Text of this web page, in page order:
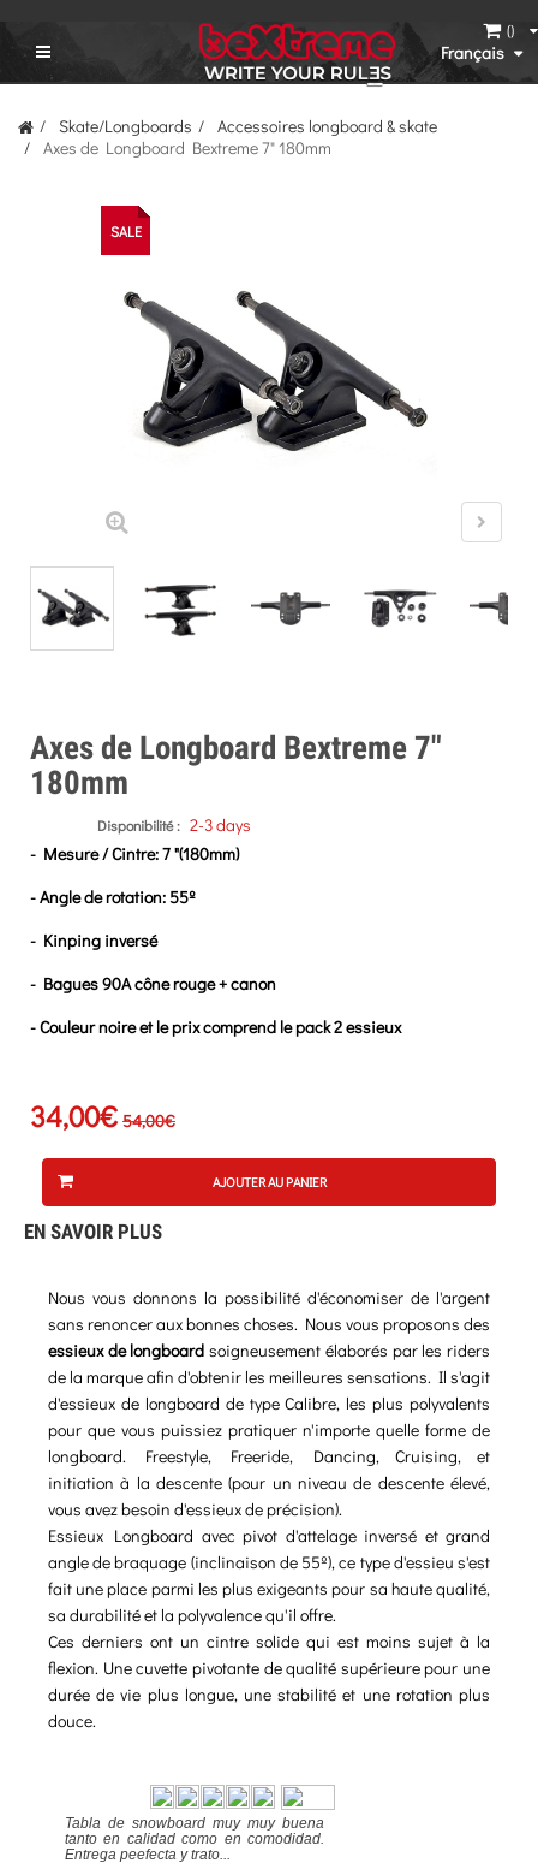
Français
()
Skate/Longboards
Accessoires longboard & skate
Axes de Longboard Bextreme 7" 180mm
SALE
Axes de Longboard Bextreme 7"
180mm
Disponibilité : 2-3 days
- Mesure / Cintre: 7 "(180mm)
- Angle de rotation: 55º
- Kinping inversé
- Bagues 90A cône rouge + canon
- Couleur noire et le prix comprend le pack 2 essieux
34,00€ 54,00€
AJOUTER AU PANIER
EN SAVOIR PLUS
Nous vous donnons la possibilité d'économiser de l'argent
sans renoncer aux bonnes choses. Nous vous proposons des
essieux de longboard soigneusement élaborés par les riders
de la marque afin d'obtenir les meilleures sensations. Il s'agit
d'essieux de longboard de type Calibre, les plus polyvalents
pour que vous puissiez pratiquer n'importe quelle forme de
longboard. Freestyle, Freeride, Dancing, Cruising, et
initiation à la descente (pour un niveau de descente élevé,
vous avez besoin d'essieux de précision).
Essieux Longboard avec pivot d'attelage inversé et grand
angle de braquage (inclinaison de 55º), ce type d'essieu s'est
fait une place parmi les plus exigeants pour sa haute qualité,
sa durabilité et la polyvalence qu'il offre.
Ces derniers ont un cintre solide qui est moins sujet à la
flexion. Une cuvette pivotante de qualité supérieure pour une
durée de vie plus longue, une stabilité et une rotation plus
douce.
Tabla de snowboard muy muy buena
tanto en calidad como en comodidad.
Entrega peefecta y trato...